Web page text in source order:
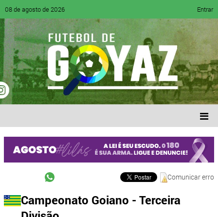
08 de agosto de 2026 Entrar
Comunicar erro
Campeonato Goiano - Terceira